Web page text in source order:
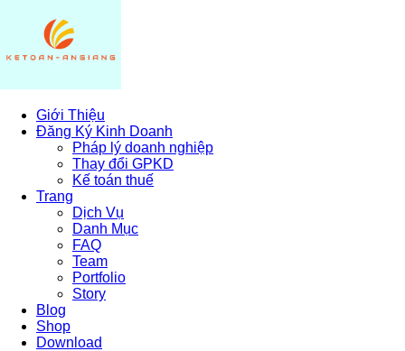
Giới Thiệu
Đăng Ký Kinh Doanh
Pháp lý doanh nghiệp
Thay đổi GPKD
Kế toán thuế
Trang
Dịch Vụ
Danh Mục
FAQ
Team
Portfolio
Story
Blog
Shop
Download